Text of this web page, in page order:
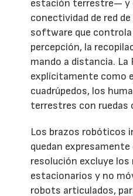
estación terrestre— y
conectividad de red
software que controla
percepción, la
mando a distancia. La
explícitamente como
cuadrúpedos, los
terrestres con ruedas
Los brazos robóticos
quedan expresamente
resolución excluye
estacionarios y no
robots articulados,